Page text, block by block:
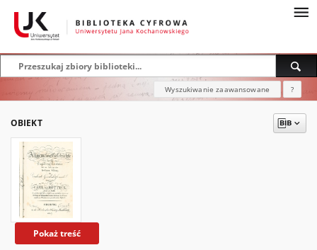
Wyszukiwanie zaawansowane ?
OBIEKT
Pokaż treść